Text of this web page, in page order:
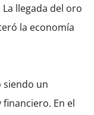
llegada del oro
la economía
siendo un
En el